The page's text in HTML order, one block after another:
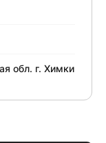
обл. г. Химки